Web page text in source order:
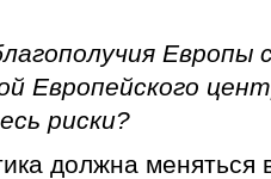
Европы
Европейского
риски?
должна меняться